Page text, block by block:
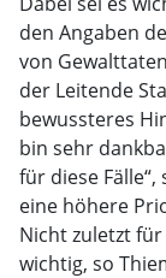
den Angaben
von
der Leitende
bewussteres
bin sehr
für diese
eine höhere
Nicht zuletzt
wichtig, so